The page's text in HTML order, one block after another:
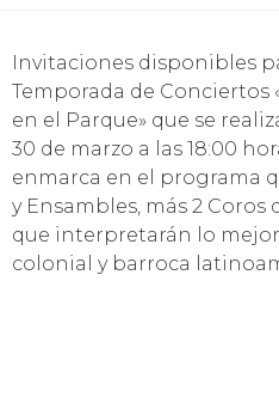
Temporada de Conciertos
en el Parque» que se
30 de marzo a las 18:00
enmarca en el programa
y Ensambles, más 2 Coros
que interpretarán lo
colonial y barroca